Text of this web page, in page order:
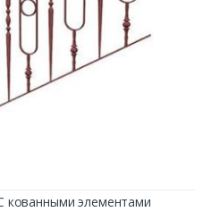
кованными элементами